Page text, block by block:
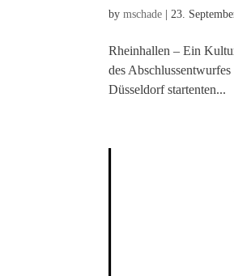
bymschade | 23.
Rheinhallen – Ein
des
Düsseldorf startenten...